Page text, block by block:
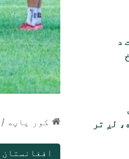
کور پاڼه /
افغانستان
د
لږ تر